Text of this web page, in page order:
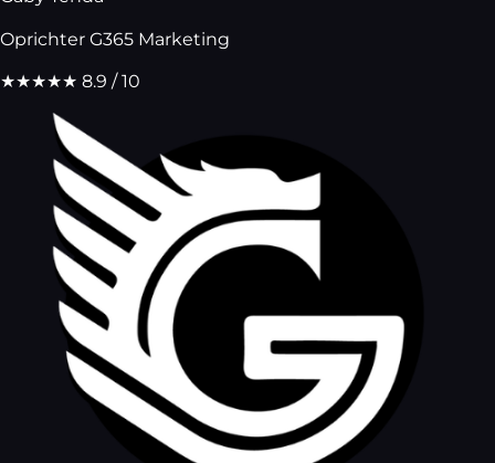
Oprichter G365 Marketing
★★★★★ 8.9 / 10